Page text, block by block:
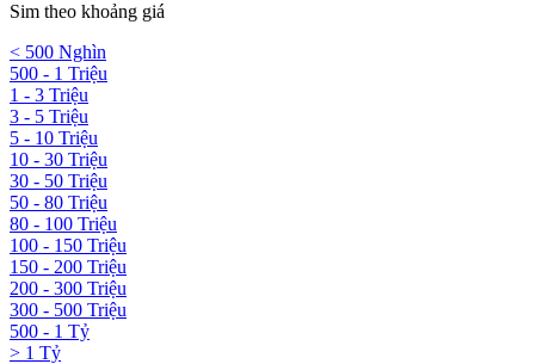
Sim theo khoảng giá
< 500 Nghìn
500 - 1 Triệu
1 - 3 Triệu
3 - 5 Triệu
5 - 10 Triệu
10 - 30 Triệu
30 - 50 Triệu
50 - 80 Triệu
80 - 100 Triệu
100 - 150 Triệu
150 - 200 Triệu
200 - 300 Triệu
300 - 500 Triệu
500 - 1 Tỷ
> 1 Tỷ